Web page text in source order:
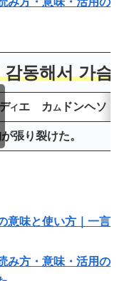
동해서 가슴
イエ カム ドンヘソ
張り裂けた。
意味と使い方｜一言
み方・意味・活用の